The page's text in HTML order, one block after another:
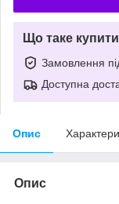
Що таке
Замовлення
Доступна
Опис
Опис